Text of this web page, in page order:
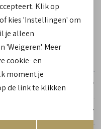
| pantoffels
Opslaan
Klik op
kies 'Instellingen' om
je alleen
'Weigeren'. Meer
cookie- en
moment je
de link te klikken